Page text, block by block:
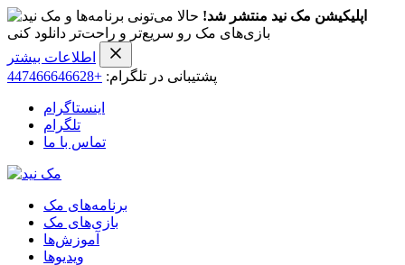
اپلیکیشن مک نید منتشر شد! حالا می‌تونی برنامه‌ها و
بازی‌های مک رو سریع‌تر و راحت‌تر دانلود کنی
اطلاعات بیشتر
پشتیبانی در تلگرام: +447466646628
اینستاگرام
تلگرام
تماس با ما
برنامه‌های مک
بازی‌های مک
آموزش‌ها
ویدیو‌ها